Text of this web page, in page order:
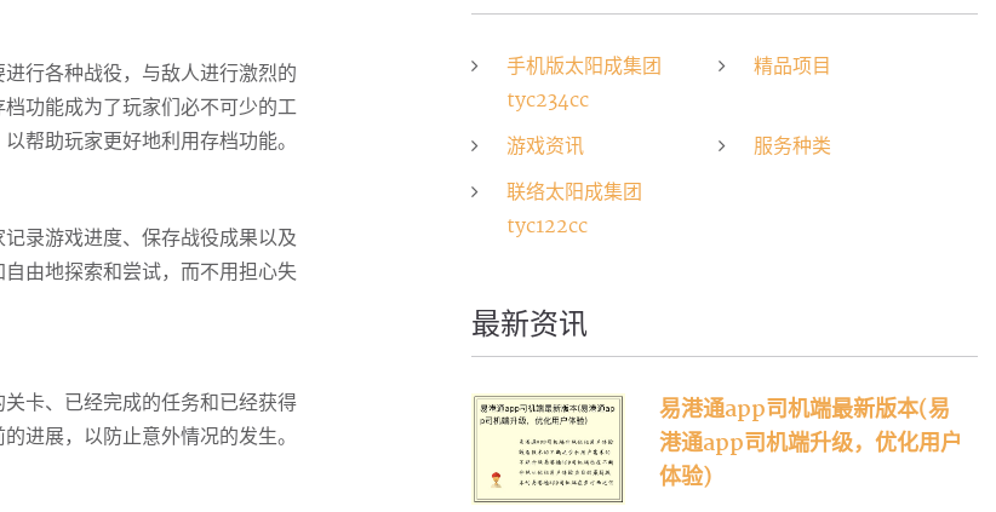
行各种战役，与敌人进行激烈的
功能成为了玩家们必不可少的工
帮助玩家更好地利用存档功能。
录游戏进度、保存战役成果以及
由地探索和尝试，而不用担心失
卡、已经完成的任务和已经获得
进展，以防止意外情况的发生。
手机版太阳成集团
tyc234cc
精品项目
游戏资讯
服务种类
联络太阳成集团
tyc122cc
最新资讯
易港通app司机端最新版本(易
港通app司机端升级，优化用户
体验)